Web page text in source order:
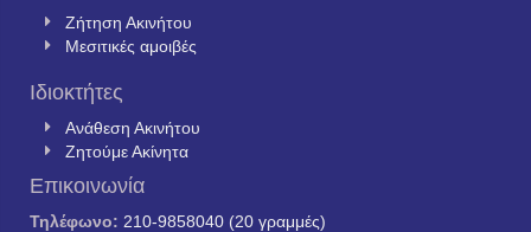
Ζήτηση Ακινήτου
Μεσιτικές αμοιβές
Ιδιοκτήτες
Ανάθεση Ακινήτου
Ζητούμε Ακίνητα
Επικοινωνία
Τηλέφωνο: 210-9858040 (20 γραμμές)